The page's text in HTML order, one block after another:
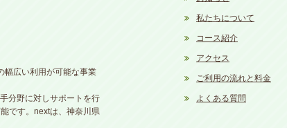
幅広い利用が可能な事業
分野に対しサポートを行
です。nextは、神奈川県
私たちについて
コース紹介
アクセス
ご利用の流れと料金
よくある質問